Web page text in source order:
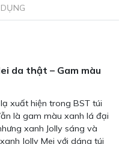
da thật – Gam màu
xuất hiện trong BST túi
là gam màu xanh lá đại
xanh Jolly sáng và
Jolly Mei với dáng túi